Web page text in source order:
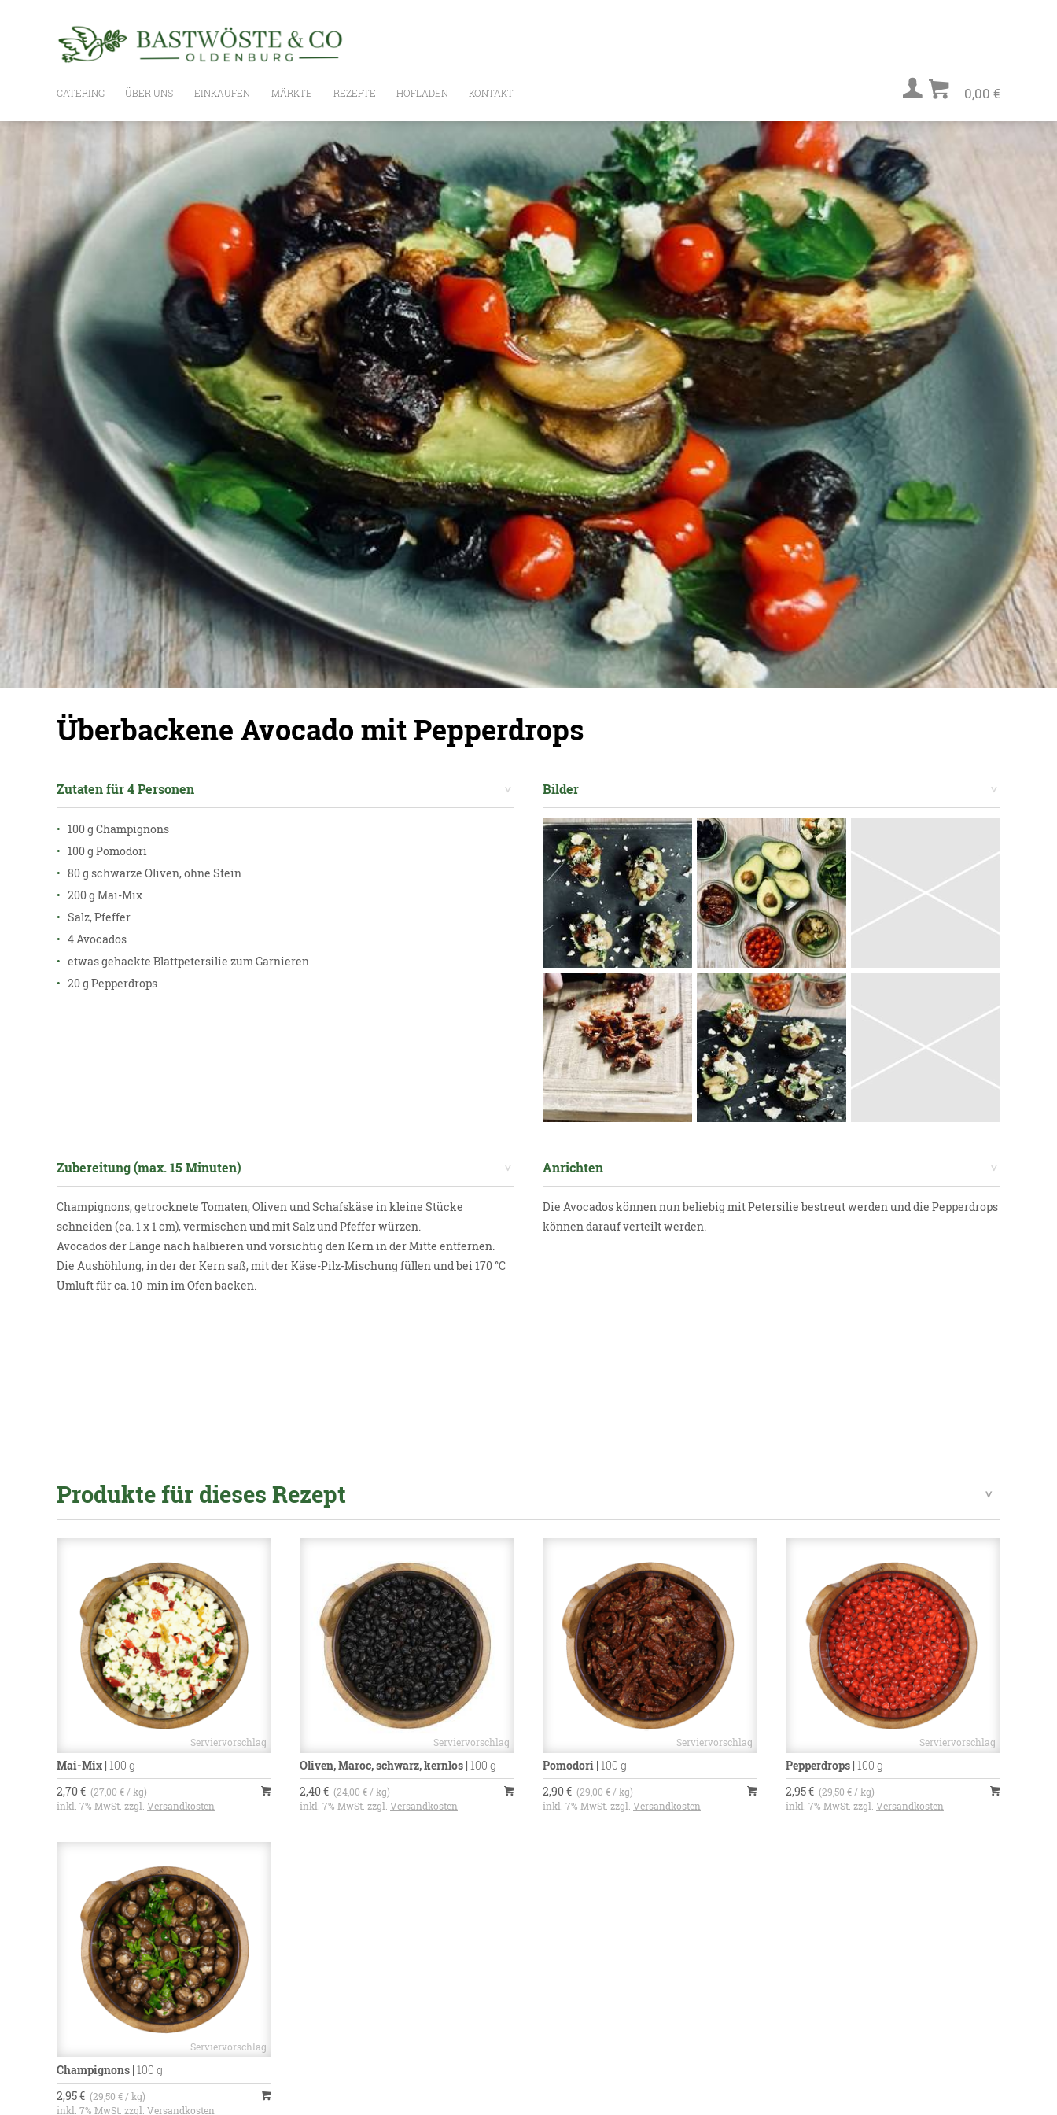
CATERING ÜBER UNS EINKAUFEN
WIE ES GEHT
BASTWÖSTE BOXEN,
GESCHENKSETS UND GUTSCHEINE
OLIVENÖLE
NUSSÖLE
WEIN / SPIRITUOSEN
OLIVEN
ANTIPASTI
CREMES, PESTO & AUFSTRICHE
KÄSE
BROT
SONSTIGE LEBENSMITTEL
GLÄSER & MERCH
FEINKOST IM GLAS
MÄRKTE REZEPTE HOFLADEN KONTAKT 0,00 €
Überbackene Avocado mit Pepperdrops
Zutaten für 4 Personen
100 g Champignons
100 g Pomodori
80 g schwarze Oliven, ohne Stein
200 g Mai-Mix
Salz, Pfeffer
4 Avocados
etwas gehackte Blattpetersilie zum Garnieren
20 g Pepperdrops
Bilder
Zubereitung (max. 15 Minuten)
Champignons, getrocknete Tomaten, Oliven und Schafskäse in kleine Stücke
schneiden (ca. 1 x 1 cm), vermischen und mit Salz und Pfeffer würzen.
Avocados der Länge nach halbieren und vorsichtig den Kern in der Mitte entfernen.
Die Aushöhlung, in der der Kern saß, mit der Käse-Pilz-Mischung füllen und bei 170 °C
Umluft für ca. 10 min im Ofen backen.
Anrichten
Die Avocados können nun beliebig mit Petersilie bestreut werden und die Pepperdrops
können darauf verteilt werden.
Produkte für dieses Rezept
Mai-Mix | 100 g
2,70 € (27,00 € / kg)
inkl. 7% MwSt. zzgl. Versandkosten
Oliven, Maroc, schwarz, kernlos | 100 g
2,40 € (24,00 € / kg)
inkl. 7% MwSt. zzgl. Versandkosten
Pomodori | 100 g
2,90 € (29,00 € / kg)
inkl. 7% MwSt. zzgl. Versandkosten
Pepperdrops | 100 g
2,95 € (29,50 € / kg)
inkl. 7% MwSt. zzgl. Versandkosten
Champignons | 100 g
2,95 € (29,50 € / kg)
inkl. 7% MwSt. zzgl. Versandkosten